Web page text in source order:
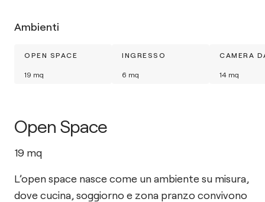
Ambienti
OPEN SPACE
19 mq
INGRESSO
6 mq
CAMERA
14 mq
Open Space
19 mq
L’open space nasce come un ambiente su misura,
dove cucina, soggiorno e zona pranzo convivono